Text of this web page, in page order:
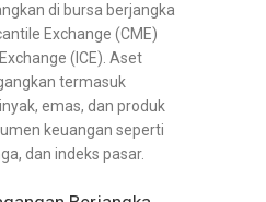
di bursa berjangka
Exchange (CME)
(ICE). Aset
termasuk
emas, dan produk
keuangan seperti
dan indeks pasar.